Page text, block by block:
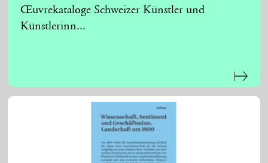
Œuvrekataloge Schweizer Künstler und
Künstlerinn...